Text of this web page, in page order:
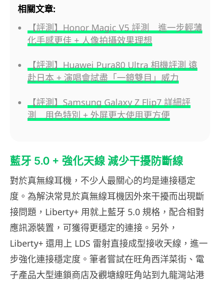
相關文章:
【評測】Honor Magic V5 評測 進一步輕薄
化手感更佳 + 人像拍攝效果理想
【評測】Huawei Pura80 Ultra 相機評測 遠
赴日本 + 演唱會試盡「一鏡雙目」威力
【評測】Samsung Galaxy Z Flip7 詳細評
測 用色特別 + 外屏更大使用更方便
藍牙 5.0 + 強化天線 減少干擾防斷線
對於真無線耳機，不少人最關心的均是連接穩定
度。為解決常見於真無線耳機因外來干擾而出現斷
接問題，Liberty+ 用就上藍牙 5.0 規格，配合相對
應訊源裝置，可獲得更穩定的連接。另外，
Liberty+ 還用上 LDS 雷射直接成型接收天線，進一
步強化連接穩定度。筆者嘗試在旺角西洋菜街、電
子產品大型連鎖商店及觀塘線旺角站到九龍灣站港